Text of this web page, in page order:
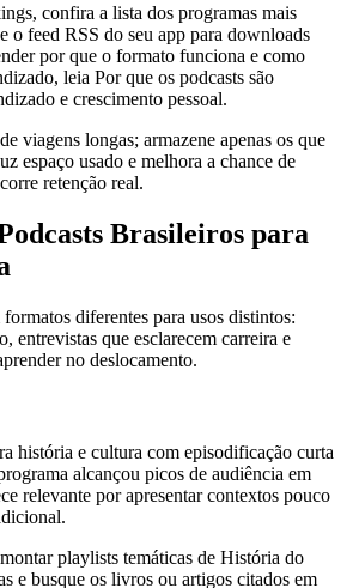
confira a lista dos programas mais
o feed RSS do seu app para downloads
por que o formato funciona e como
leia Por que os podcasts são
e crescimento pessoal.
viagens longas; armazene apenas os que
espaço usado e melhora a chance de
retenção real.
Brasileiros para
diferentes para usos distintos:
entrevistas que esclarecem carreira e
no deslocamento.
história e cultura com episodificação curta
alcançou picos de audiência em
relevante por apresentar contextos pouco
playlists temáticas de História do
e busque os livros ou artigos citados em